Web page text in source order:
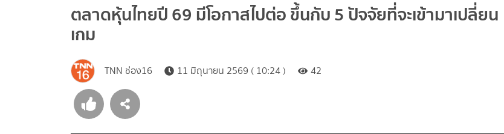
ตลาดหุ้นไทยปี 69 มีโอกาสไปต่อ ขึ้นกับ 5 ปัจจัยที่จะเข้ามาเปลี่ยน
เกม
TNN ช่อง16 11 มิถุนายน 2569 ( 10:24 ) 42